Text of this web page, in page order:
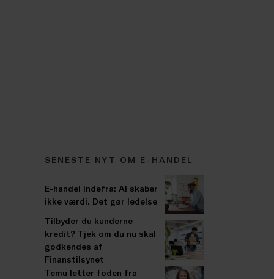
SENESTE NYT OM E-HANDEL
E-handel Indefra: AI skaber
ikke værdi. Det gør ledelse
Tilbyder du kunderne
kredit? Tjek om du nu skal
godkendes af
Finanstilsynet
Temu letter foden fra